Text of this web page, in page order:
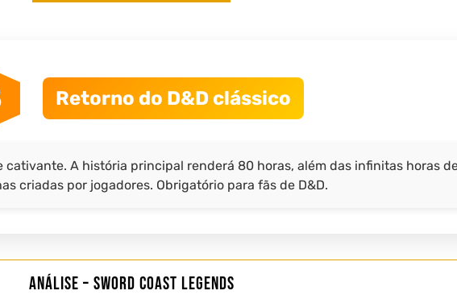
Retorno do D&D clássico
cativante. A história principal renderá 80 horas, além das infinitas horas
criadas por jogadores. Obrigatório para fãs de D&D.
Análise – Sword Coast Legends